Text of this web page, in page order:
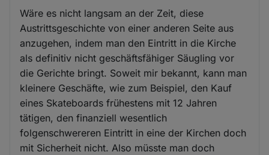
Wäre es nicht langsam an der Zeit, diese
Austrittsgeschichte von einer anderen Seite aus
anzugehen, indem man den Eintritt in die Kirche
als definitiv nicht geschäftsfähiger Säugling vor
die Gerichte bringt. Soweit mir bekannt, kann man
kleinere Geschäfte, wie zum Beispiel, den Kauf
eines Skateboards frühestens mit 12 Jahren
tätigen, den finanziell wesentlich
folgenschwereren Eintritt in eine der Kirchen doch
mit Sicherheit nicht. Also müsste man doch